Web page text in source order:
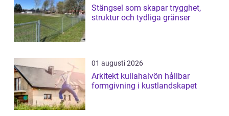
Stängsel som skapar trygghet,
struktur och tydliga gränser
01 augusti 2026
Arkitekt kullahalvön hållbar
formgivning i kustlandskapet